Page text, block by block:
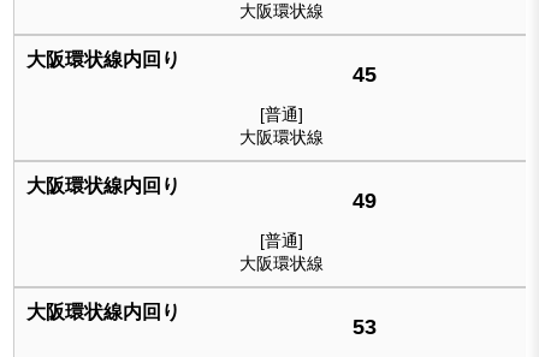
大阪環状線
45
[普通]
大阪環状線
49
[普通]
大阪環状線
53